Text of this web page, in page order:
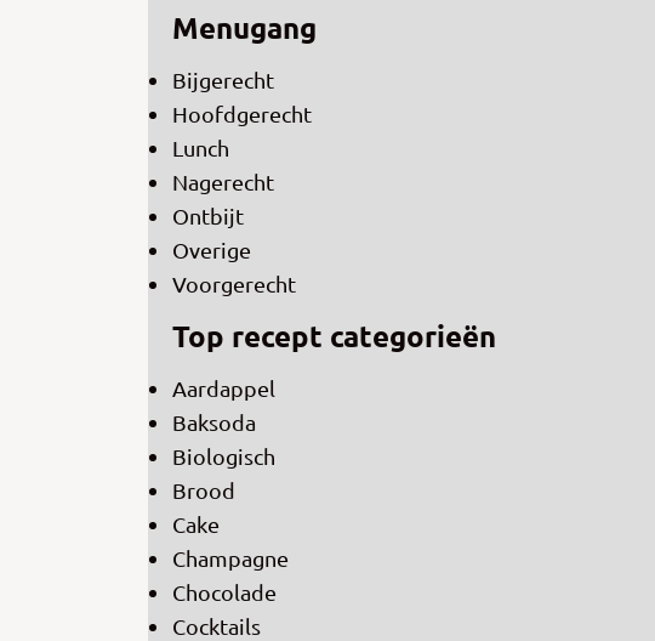
Menugang
Bijgerecht
Hoofdgerecht
Lunch
Nagerecht
Ontbijt
Overige
Voorgerecht
Top recept categorieën
Aardappel
Baksoda
Biologisch
Brood
Cake
Champagne
Chocolade
Cocktails